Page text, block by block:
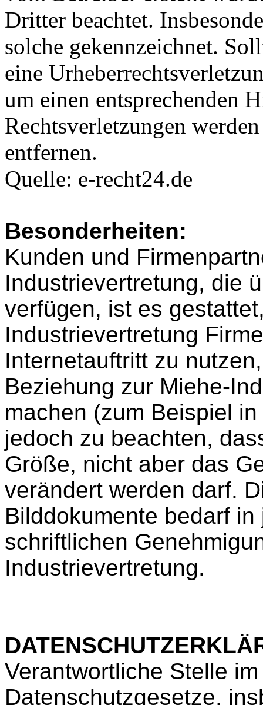
Dritter beachtet.
solche gekennzeichnet.
eine
um einen entsprechenden
Rechtsverletzungen
entfernen.
Quelle: e-recht24.de
Besonderheiten:
Kunden und
Industrievertretung, die
verfügen, ist es
Industrievertretung
Internetauftritt zu
Beziehung zur Miehe-
machen (zum Beispiel
jedoch zu beachten,
Größe, nicht aber das
verändert werden darf.
Bilddokumente bedarf
schriftlichen
Industrievertretung.
Verantwortliche Stelle
Datenschutzgesetze,